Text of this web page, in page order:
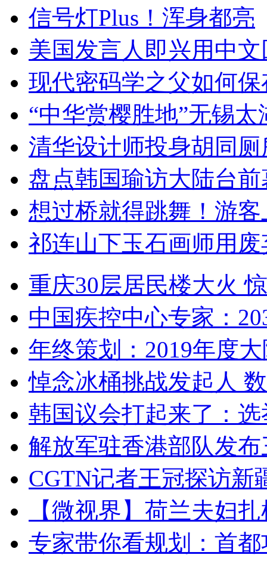
信号灯Plus！浑身都亮
美国发言人即兴用中
现代密码学之父如何
“中华赏樱胜地”无锡
清华设计师投身胡同
盘点韩国瑜访大陆台
想过桥就得跳舞！游客
祁连山下玉石画师用
重庆30层居民楼大火
中国疾控中心专家：
年终策划：2019年度
悼念冰桶挑战发起人
韩国议会打起来了：
解放军驻香港部队发
CGTN记者王冠探访新
【微视界】荷兰夫妇
专家带你看规划：首